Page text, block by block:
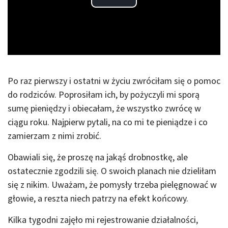
Play
Po raz pierwszy i ostatni w życiu zwróciłam się o pomoc
do rodziców. Poprosiłam ich, by pożyczyli mi sporą
sumę pieniędzy i obiecałam, że wszystko zwrócę w
ciągu roku. Najpierw pytali, na co mi te pieniądze i co
zamierzam z nimi zrobić.
Obawiali się, że proszę na jakąś drobnostkę, ale
ostatecznie zgodzili się. O swoich planach nie dzieliłam
się z nikim. Uważam, że pomysły trzeba pielęgnować w
głowie, a reszta niech patrzy na efekt końcowy.
Kilka tygodni zajęło mi rejestrowanie działalności,